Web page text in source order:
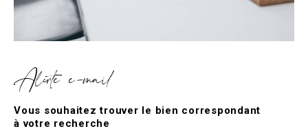
Alerte e-mail
Vous souhaitez trouver le bien correspondant
à votre recherche